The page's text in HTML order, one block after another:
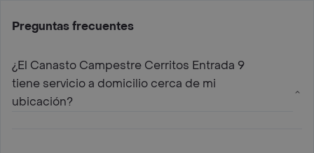
Preguntas frecuentes
¿El Canasto Campestre Cerritos Entrada 9
tiene servicio a domicilio cerca de mi
ubicación?